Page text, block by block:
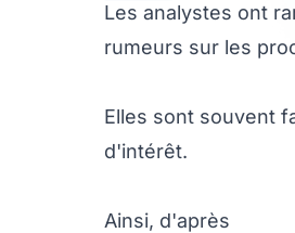
Les analystes ont
rumeurs sur les
Elles sont souvent
d'intérêt.
Ainsi, d'après